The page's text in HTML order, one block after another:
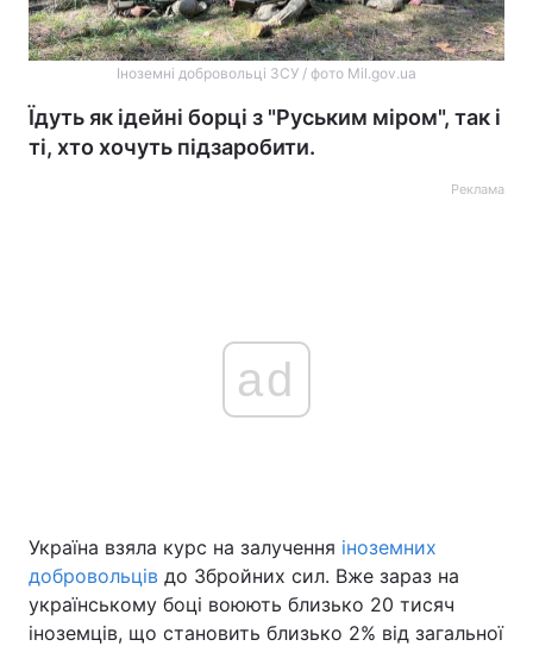
Головна Війна
Україна Політика
Іноземні добровольці ЗСУ / фото Mil.gov.ua
Їдуть як ідейні борці з "Руським міром", так і
ті, хто хочуть підзаробити.
Реклама
ad
Україна взяла курс на залучення іноземних
добровольців до Збройних сил. Вже зараз на
українському боці воюють близько 20 тисяч
іноземців, що становить близько 2% від загальної